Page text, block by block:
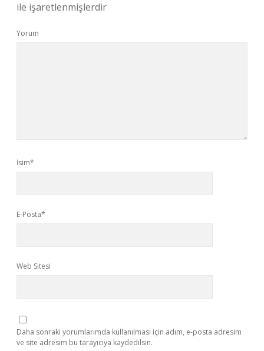
ile işaretlenmişlerdir
Yorum
İsim*
E-Posta*
Web Sitesi
Daha sonraki yorumlarımda kullanılması için adım, e-posta adresim
ve site adresim bu tarayıcıya kaydedilsin.